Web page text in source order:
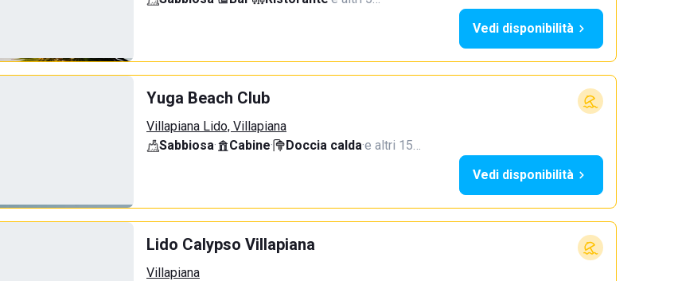
Vedi disponibilità
Yuga Beach Club
Villapiana Lido, Villapiana
Sabbiosa· Cabine· Doccia calda·e altri 15…
Vedi disponibilità
Lido Calypso Villapiana
Villapiana